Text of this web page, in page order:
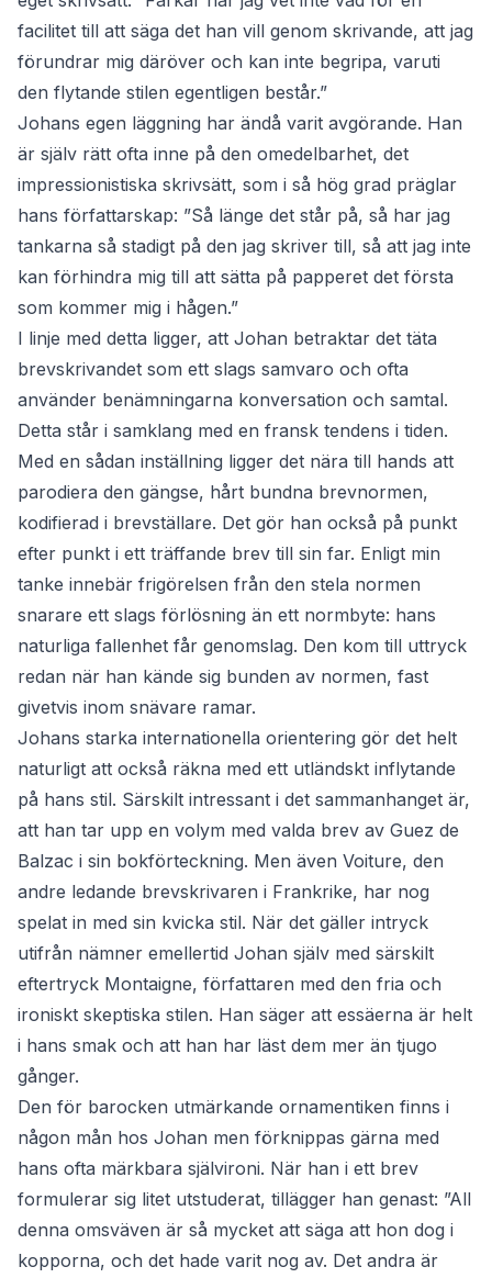
facilitet till att säga det han vill genom skrivande, att jag
förundrar mig däröver och kan inte begripa, varuti
den flytande stilen egentligen består.”
Johans egen läggning har ändå varit avgörande. Han
är själv rätt ofta inne på den omedelbarhet, det
impressionistiska skrivsätt, som i så hög grad präglar
hans författarskap: ”Så länge det står på, så har jag
tankarna så stadigt på den jag skriver till, så att jag inte
kan förhindra mig till att sätta på papperet det första
som kommer mig i hågen.”
I linje med detta ligger, att Johan betraktar det täta
brevskrivandet som ett slags samvaro och ofta
använder benämningarna konversation och samtal.
Detta står i samklang med en fransk tendens i tiden.
Med en sådan inställning ligger det nära till hands att
parodiera den gängse, hårt bundna brevnormen,
kodifierad i brevställare. Det gör han också på punkt
efter punkt i ett träffande brev till sin far. Enligt min
tanke innebär frigörelsen från den stela normen
snarare ett slags förlösning än ett normbyte: hans
naturliga fallenhet får genomslag. Den kom till uttryck
redan när han kände sig bunden av normen, fast
givetvis inom snävare ramar.
Johans starka internationella orientering gör det helt
naturligt att också räkna med ett utländskt inflytande
på hans stil. Särskilt intressant i det sammanhanget är,
att han tar upp en volym med valda brev av Guez de
Balzac i sin bokförteckning. Men även Voiture, den
andre ledande brevskrivaren i Frankrike, har nog
spelat in med sin kvicka stil. När det gäller intryck
utifrån nämner emellertid Johan själv med särskilt
eftertryck Montaigne, författaren med den fria och
ironiskt skeptiska stilen. Han säger att essäerna är helt
i hans smak och att han har läst dem mer än tjugo
gånger.
Den för barocken utmärkande ornamentiken finns i
någon mån hos Johan men förknippas gärna med
hans ofta märkbara självironi. När han i ett brev
formulerar sig litet utstuderat, tillägger han genast: ”All
denna omsväven är så mycket att säga att hon dog i
kopporna, och det hade varit nog av. Det andra är